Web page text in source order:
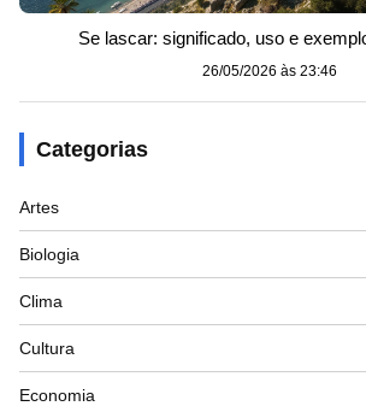
Se lascar: significado, uso e
26/05/2026 às 23:46
Categorias
Artes
Biologia
Clima
Cultura
Economia